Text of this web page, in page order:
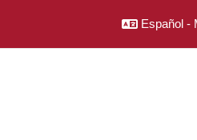
Español -